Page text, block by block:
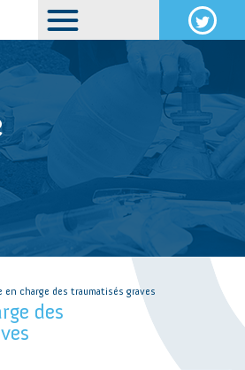
en charge des traumatisés graves
des